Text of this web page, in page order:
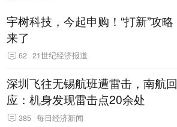
宇树科技，今起申购！“打新”攻略
来了
62 21世纪经济报道
深圳飞往无锡航班遭雷击，南航回
应：机身发现雷击点20余处
385 每日经济新闻